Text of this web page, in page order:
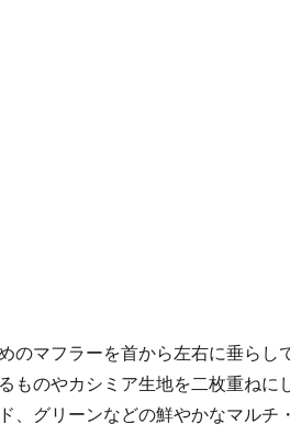
のマフラーを首から左右に垂らし
ものやカシミア生地を二枚重ね
、グリーンなどの鮮やかなマル